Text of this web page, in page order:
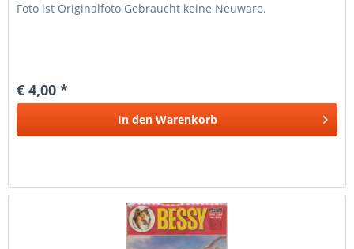
Foto ist Originalfoto Gebraucht keine Neuware.
€ 4,00 *
In den Warenkorb